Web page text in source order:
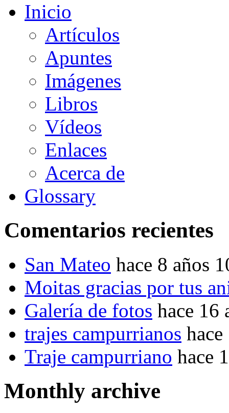
Inicio
Artículos
Apuntes
Imágenes
Libros
Vídeos
Enlaces
Acerca de
Glossary
Comentarios recientes
San Mateo hace 8 años
Moitas gracias por tus
Galería de fotos hace 16
trajes campurrianos
Traje campurriano hace
Monthly archive